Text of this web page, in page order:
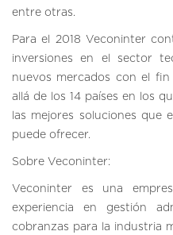
entre otras.
Para el 2018 Veconinter
inversiones en el sector
nuevos mercados con el
allá de los 14 países en los
las mejores soluciones que
puede ofrecer.
Sobre Veconinter:
Veconinter es una
experiencia en gestión
cobranzas para la industria